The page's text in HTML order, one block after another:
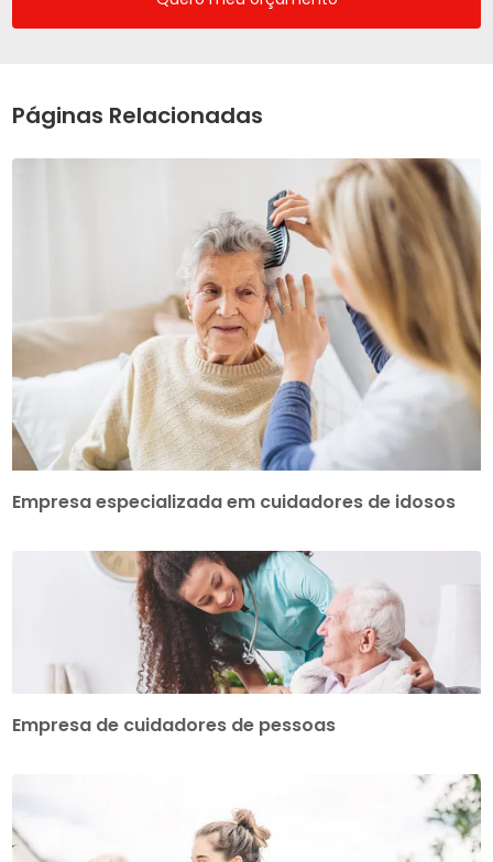
Páginas Relacionadas
Empresa especializada em cuidadores de idosos
Empresa de cuidadores de pessoas